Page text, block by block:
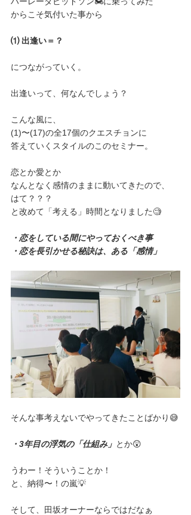
からこそ気付いた事から
⑴ 出逢い＝？
につながっていく。
出逢いって、何なんでしょう？
こんな風に、
(1)〜(17)の全17個のクエスチョンに
答えていくスタイルのこのセミナー。
恋とか愛とか
なんとなく感情のままに動いてきたので、
はて？？？
と改めて「考える」時間となりました🧐
・恋をしている間にやっておくべき事
・恋を長引かせる秘訣は、ある「感情」
そんな事考えないでやってきたことばかり😅
・3年目の浮気の「仕組み」 とか😲
うわー！そういうことか！
と、納得〜！の嵐💡
そして、田坂オーナーならではだなぁ